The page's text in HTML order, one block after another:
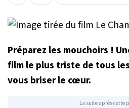
Préparez les mouchoirs !
film le plus triste de tous
vous briser le cœur.
La suite après cette